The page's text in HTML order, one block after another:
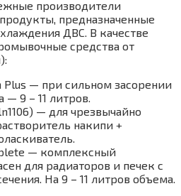
производители
предназначенные
ДВС. В качестве
средства от
Plus — при сильном засорении
— 9 – 11 литров.
— для чрезвычайно
накипи +
— комплексный
для радиаторов и печек с
На 9 – 11 литров объема.